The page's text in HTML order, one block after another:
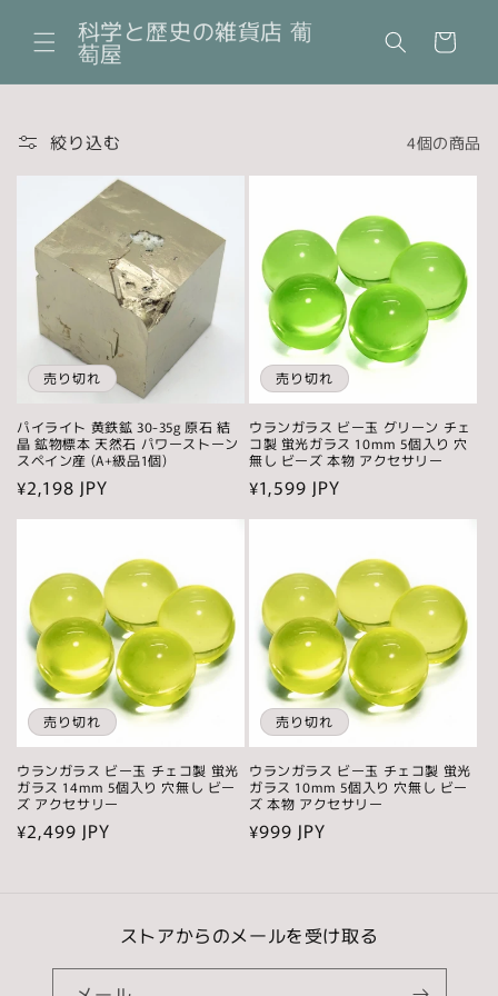
ンツに
進む
科学と歴史の雑貨店 葡
萄屋
ー
絞り込む 4個の商品
売り切れ
パイライト 黄鉄鉱 30-35g 原石 結
晶 鉱物標本 天然石 パワーストーン
スペイン産 (A+級品1個)
通
常
¥2,198 JPY
売り切れ
ウランガラス ビー玉 グリーン チェ
コ製 蛍光ガラス 10mm 5個入り 穴
無し ビーズ 本物 アクセサリー
通
常
¥1,599 JPY
売り切れ
ウランガラス ビー玉 チェコ製 蛍光
ガラス 14mm 5個入り 穴無し ビー
ズ アクセサリー
通
¥2,499 JPY
売り切れ
ウランガラス ビー玉 チェコ製 蛍光
ガラス 10mm 5個入り 穴無し ビー
ズ 本物 アクセサリー
通
¥999 JPY
ストアからのメールを受け取る